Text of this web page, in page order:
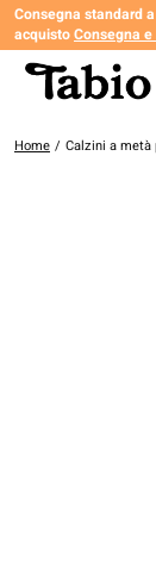
Consegna standard
acquistoConsegna e
Home / Calzini a